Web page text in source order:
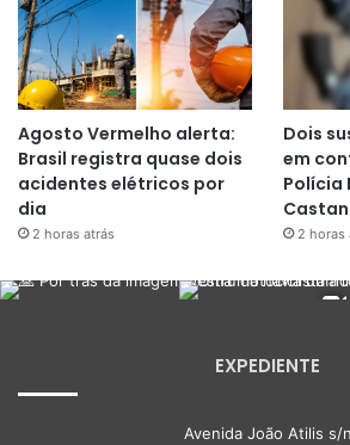
Agosto Vermelho alerta:
Brasil registra quase dois
acidentes elétricos por
dia
2 horas atrás
Dois
em
Polícia
2 horas
EXPEDIENTE
Avenida João Atilis s/n